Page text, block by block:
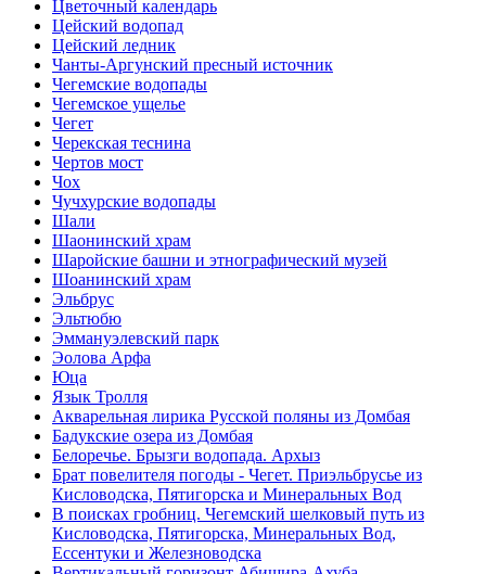
Цветочный календарь
Цейский водопад
Цейский ледник
Чанты-Аргунский пресный источник
Чегемские водопады
Чегемское ущелье
Чегет
Черекская теснина
Чертов мост
Чох
Чучхурские водопады
Шали
Шаонинский храм
Шаройские башни и этнографический музей
Шоанинский храм
Эльбрус
Эльтюбю
Эммануэлевский парк
Эолова Арфа
Юца
Язык Тролля
Акварельная лирика Русской поляны из Домбая
Бадукские озера из Домбая
Белоречье. Брызги водопада. Архыз
Брат повелителя погоды - Чегет. Приэльбрусье из
Кисловодска, Пятигорска и Минеральных Вод
В поисках гробниц. Чегемский шелковый путь из
Кисловодска, Пятигорска, Минеральных Вод,
Ессентуки и Железноводска